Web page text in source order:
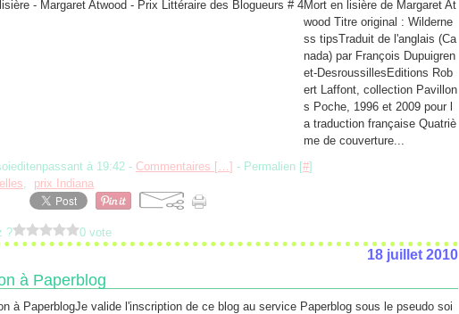
Mort en lisière de Margaret At
wood Titre original : Wilderne
ss tipsTraduit de l'anglais (Ca
nada) par François Dupuigren
et-DesroussillesEditions Rob
ert Laffont, collection Pavillon
s Poche, 1996 et 2009 pour l
a traduction française Quatriè
me de couverture...
à 19:42 - Commentaires […] - Permalien [#]
, prix Indiana
? 0 vote
18 juillet 2010
à Paperblog
Je valide l'inscription de ce blog au service Paperblog sous le pseudo soi